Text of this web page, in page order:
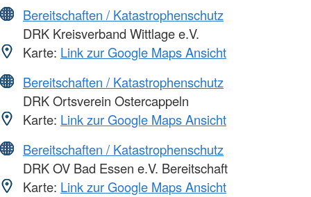
Bereitschaften / Katastrophenschutz
DRK Kreisverband Wittlage e.V.
Karte: Link zur Google Maps Ansicht
Bereitschaften / Katastrophenschutz
DRK Ortsverein Ostercappeln
Karte: Link zur Google Maps Ansicht
Bereitschaften / Katastrophenschutz
DRK OV Bad Essen e.V. Bereitschaft
Karte: Link zur Google Maps Ansicht